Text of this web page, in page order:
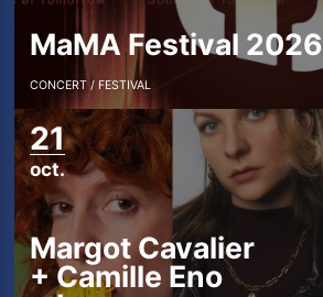
MaMA Festival 2026
CONCERT FESTIVAL
21
oct.
Margot Cavalier
+Camille Eno